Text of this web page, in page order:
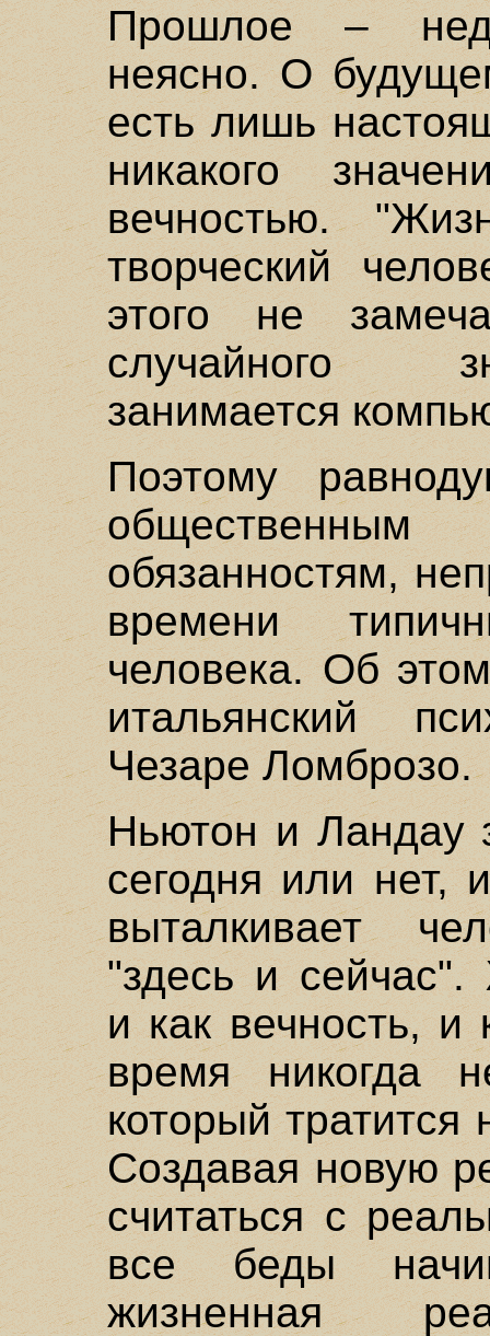
Прошлое –
неясно. О
есть лишь
никакого
вечностью.
творческий
этого не
случайного
занимается
Поэтому
обязанностям,
времени
человека. Об
итальянский
Чезаре Ломброзо.
Ньютон и Ландау
сегодня или нет,
выталкивает
"здесь и сейчас".
и как вечность, и
время никогда
который тратится
Создавая новую
считаться с
все беды
жизненная